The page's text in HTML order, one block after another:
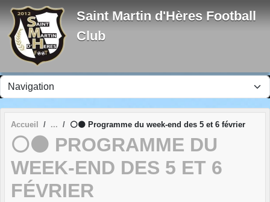
Saint Martin d'Hères Football
Club
Accueil ⚪⚫ Programme du week-end des 5 et 6 février
⚪⚫ PROGRAMME DU
WEEK-END DES 5 ET 6
FÉVRIER
Panneau de gestion des cookies